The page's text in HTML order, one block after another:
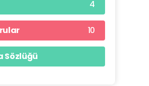
4
10
Sözlüğü